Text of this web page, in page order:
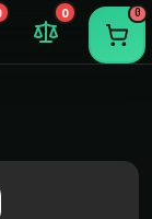
(0)
0
Сравнение
0